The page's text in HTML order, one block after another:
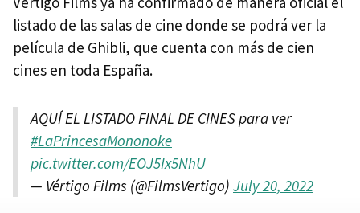
listado de las salas de cine donde se podrá ver la
película de Ghibli, que cuenta con más de cien
cines en toda España.
AQUÍ EL LISTADO FINAL DE CINES para ver
#LaPrincesaMononoke
pic.twitter.com/EOJ5Ix5NhU
— Vértigo Films (@FilmsVertigo) July 20, 2022